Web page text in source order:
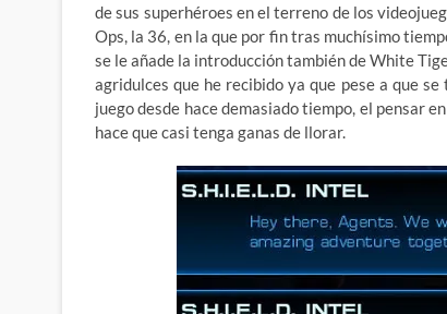
de sus superhéroes en el terreno de los
Ops, la 36, en la que por fin tras muchísimo
se le añade la introducción también de White
agridulces que he recibido ya que pese a que
juego desde hace demasiado tiempo, el pensar
hace que casi tenga ganas de llorar.